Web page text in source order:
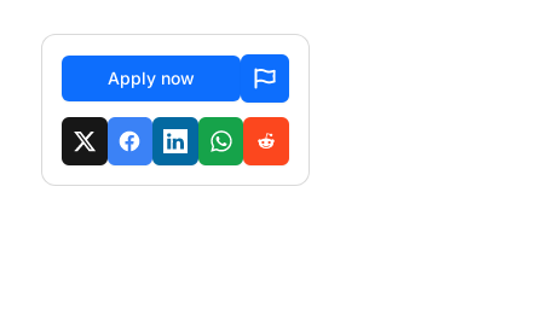
Apply now